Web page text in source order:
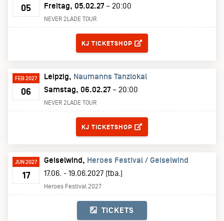
05
Freitag, 05.02.27 – 20:00
NEVER 2LADE TOUR
KJ TICKETSHOP
FEB 2027
06
Leipzig
Naumanns Tanzlokal
Samstag, 06.02.27 – 20:00
NEVER 2LADE TOUR
KJ TICKETSHOP
JUN 2027
17
Geiselwind
Heroes Festival / Geiselwind
17.06. - 19.06.2027 (tba.)
Heroes Festival 2027
TICKETS